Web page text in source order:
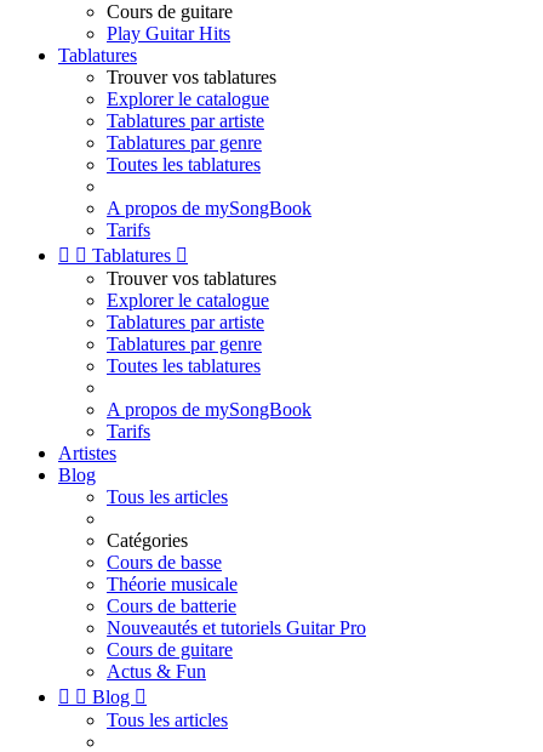
Cours de guitare
Play Guitar Hits
Tablatures
Trouver vos tablatures
Explorer le catalogue
Tablatures par artiste
Tablatures par genre
Toutes les tablatures
A propos de mySongBook
Tarifs
  Tablatures 
Trouver vos tablatures
Explorer le catalogue
Tablatures par artiste
Tablatures par genre
Toutes les tablatures
A propos de mySongBook
Tarifs
Artistes
Blog
Tous les articles
Catégories
Cours de basse
Théorie musicale
Cours de batterie
Nouveautés et tutoriels Guitar Pro
Cours de guitare
Actus & Fun
  Blog 
Tous les articles